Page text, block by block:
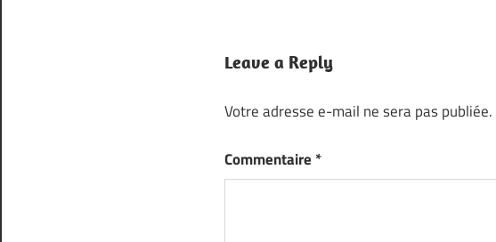
Leave a Reply
Votre adresse e-mail ne sera pas publiée.
Commentaire *